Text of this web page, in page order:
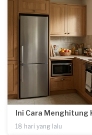
Ini Cara Menghitung
18 hari yang lalu